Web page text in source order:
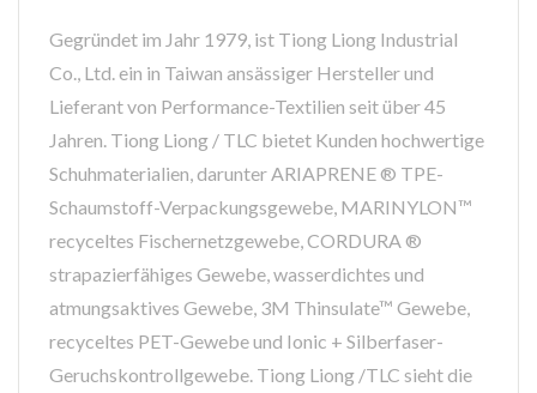
Gegründet im Jahr 1979, ist Tiong Liong Industrial
Co., Ltd. ein in Taiwan ansässiger Hersteller und
Lieferant von Performance-Textilien seit über 45
Jahren. Tiong Liong / TLC bietet Kunden hochwertige
Schuhmaterialien, darunter ARIAPRENE ® TPE-
Schaumstoff-Verpackungsgewebe, MARINYLON™
recyceltes Fischernetzgewebe, CORDURA ®
strapazierfähiges Gewebe, wasserdichtes und
atmungsaktives Gewebe, 3M Thinsulate™ Gewebe,
recyceltes PET-Gewebe und Ionic + Silberfaser-
Geruchskontrollgewebe. Tiong Liong /TLC sieht die